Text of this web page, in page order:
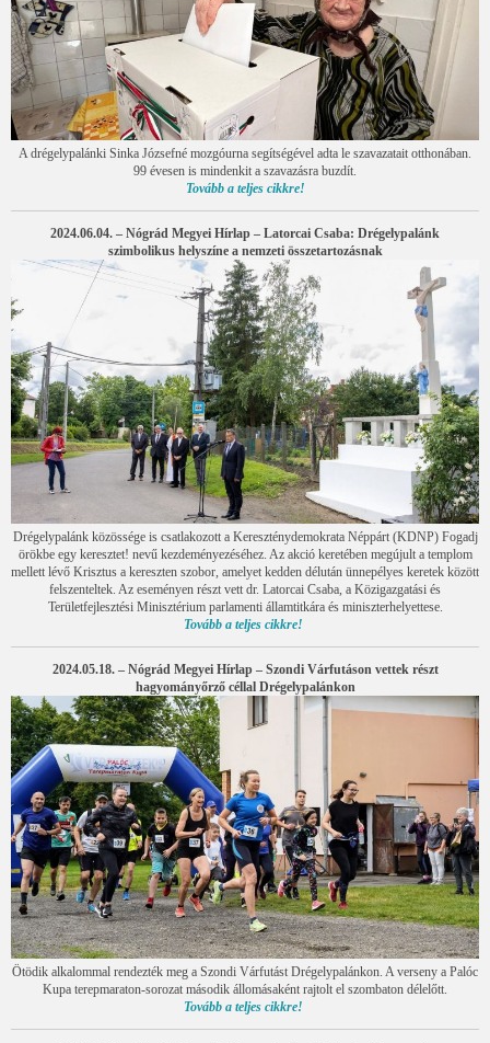
A drégelypalánki Sinka Józsefné mozgóurna segítségével adta le szavazatait otthonában.
99 évesen is mindenkit a szavazásra buzdít.
Tovább a teljes cikkre!
2024.06.04. – Nógrád Megyei Hírlap – Latorcai Csaba: Drégelypalánk
szimbolikus helyszíne a nemzeti összetartozásnak
Drégelypalánk közössége is csatlakozott a Kereszténydemokrata Néppárt (KDNP) Fogadj
örökbe egy keresztet! nevű kezdeményezéséhez. Az akció keretében megújult a templom
mellett lévő Krisztus a kereszten szobor, amelyet kedden délután ünnepélyes keretek között
felszenteltek. Az eseményen részt vett dr. Latorcai Csaba, a Közigazgatási és
Területfejlesztési Minisztérium parlamenti államtitkára és miniszterhelyettese.
Tovább a teljes cikkre!
2024.05.18. – Nógrád Megyei Hírlap – Szondi Várfutáson vettek részt
hagyományőrző céllal Drégelypalánkon
Ötödik alkalommal rendezték meg a Szondi Várfutást Drégelypalánkon. A verseny a Palóc
Kupa terepmaraton-sorozat második állomásaként rajtolt el szombaton délelőtt.
Tovább a teljes cikkre!